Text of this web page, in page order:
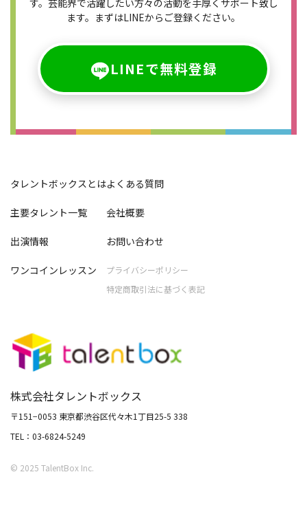
ます。まずはLINEからご登録ください。
LINEで無料登録
株式会社タレントボックス
〒151−0053 東京都渋谷区代々木1丁目25-5 338
TEL：03-6824-5249
© 2025 TalentBox Inc.
タレントボックスとは
主要タレント一覧
出演情報
ワンコインレッスン
よくある質問
会社概要
お問い合わせ
プライバシーポリシー
特定商取引法に基づく表記